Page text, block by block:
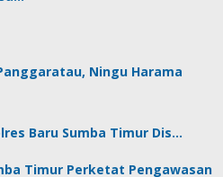
Ningu Harama
Baru Sumba Timur Dis…
Timur Perketat Pengawasan